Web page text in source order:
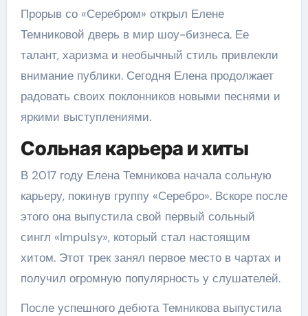
Прорыв со «Серебром» открыл Елене
Темниковой дверь в мир шоу-бизнеса. Ее
талант, харизма и необычный стиль привлекли
внимание публики. Сегодня Елена продолжает
радовать своих поклонников новыми песнями и
яркими выступлениями.
Сольная карьера и хиты
В 2017 году Елена Темникова начала сольную
карьеру, покинув группу «Серебро». Вскоре после
этого она выпустила свой первый сольный
сингл «Impulsy», который стал настоящим
хитом. Этот трек занял первое место в чартах и
получил огромную популярность у слушателей.
После успешного дебюта Темникова выпустила